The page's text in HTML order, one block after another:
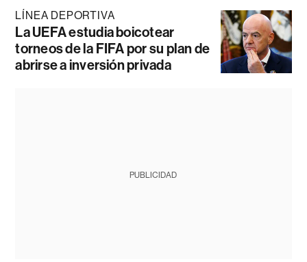
LÍNEA DEPORTIVA
La UEFA estudia boicotear
torneos de la FIFA por su plan de
abrirse a inversión privada
PUBLICIDAD